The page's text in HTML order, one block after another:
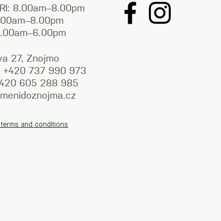
8.00am–8.00pm
27, Znojmo
+420 737 990 973
605 288 985
and conditions